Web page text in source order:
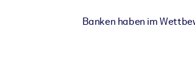
Banken haben im